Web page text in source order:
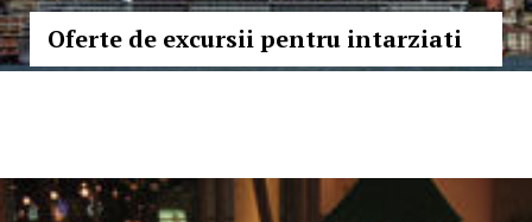
Oferte de excursii pentru intarziati